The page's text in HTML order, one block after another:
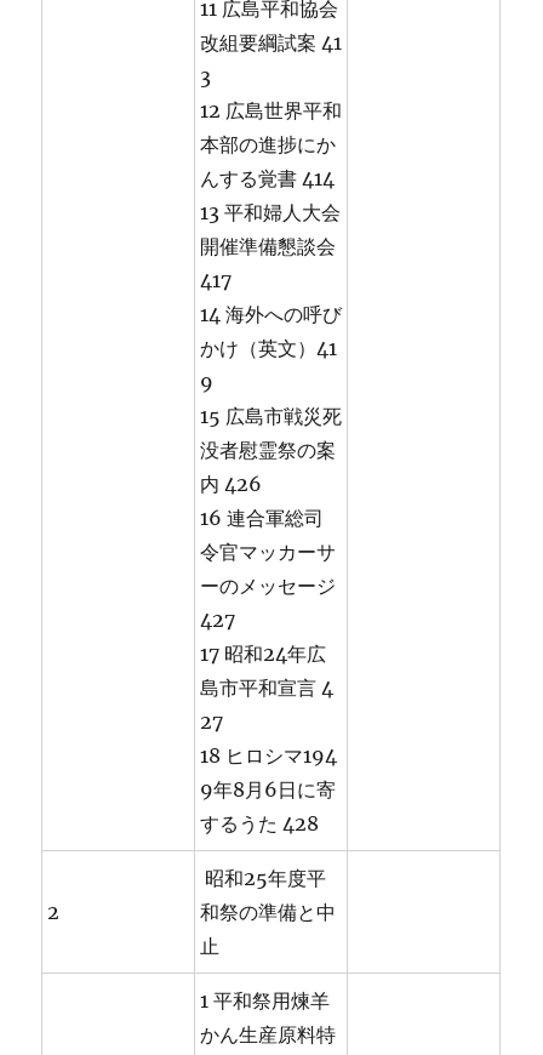
11 広島平和協会
改組要綱試案 41
3
12 広島世界平和
本部の進捗にか
んする覚書 414
13 平和婦人大会
開催準備懇談会
417
14 海外への呼び
かけ（英文）41
9
15 広島市戦災死
没者慰霊祭の案
内 426
16 連合軍総司
令官マッカーサ
ーのメッセージ
427
17 昭和24年広
島市平和宣言 4
27
18 ヒロシマ194
9年8月6日に寄
するうた 428
2
昭和25年度平
和祭の準備と中
止
1 平和祭用煉羊
かん生産原料特